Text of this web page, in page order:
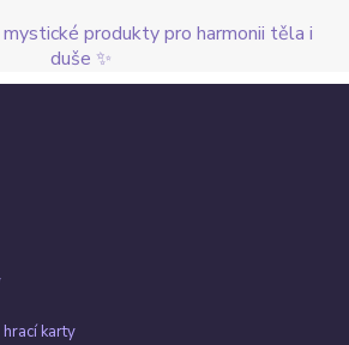
produkty pro harmonii těla i
duše ✨
karty